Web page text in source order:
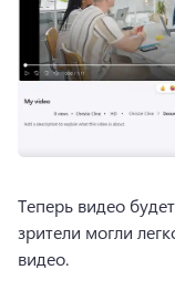
Теперь видео
зрители могли
видео.